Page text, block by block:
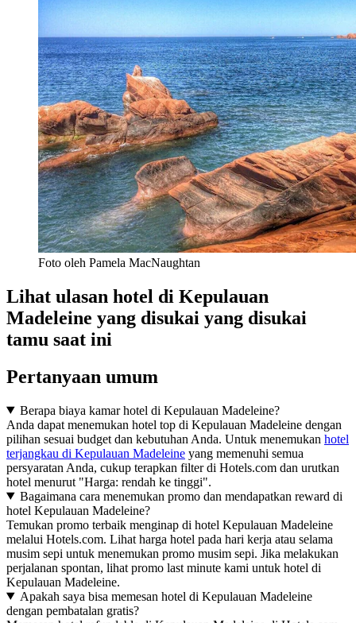
Foto oleh Pamela MacNaughtan
Lihat ulasan hotel di Kepulauan
Madeleine yang disukai yang disukai
tamu saat ini
Pertanyaan umum
Berapa biaya kamar hotel di Kepulauan Madeleine?
Anda dapat menemukan hotel top di Kepulauan Madeleine dengan
pilihan sesuai budget dan kebutuhan Anda. Untuk menemukan hotel
terjangkau di Kepulauan Madeleine yang memenuhi semua
persyaratan Anda, cukup terapkan filter di Hotels.com dan urutkan
hotel menurut "Harga: rendah ke tinggi".
Bagaimana cara menemukan promo dan mendapatkan reward di
hotel Kepulauan Madeleine?
Temukan promo terbaik menginap di hotel Kepulauan Madeleine
melalui Hotels.com. Lihat harga hotel pada hari kerja atau selama
musim sepi untuk menemukan promo musim sepi. Jika melakukan
perjalanan spontan, lihat promo last minute kami untuk hotel di
Kepulauan Madeleine.
Apakah saya bisa memesan hotel di Kepulauan Madeleine
dengan pembatalan gratis?